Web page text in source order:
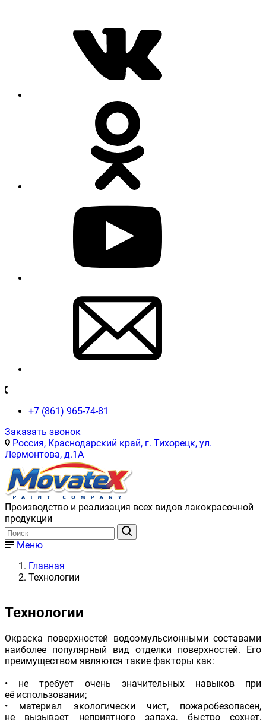
+7 (861) 965-74-81
Заказать звонок
Россия, Краснодарский край, г. Тихорецк, ул.
Лермонтова, д.1А
Производство и реализация всех видов лакокрасочной
продукции
Меню
Главная
Технологии
Технологии
Окраска поверхностей водоэмульсионными составами
наиболее популярный вид отделки поверхностей. Его
преимуществом являются такие факторы как:
• не требует очень значительных навыков при
её использовании;
• материал экологически чист, пожаробезопасен,
не вызывает неприятного запаха, быстро сохнет,